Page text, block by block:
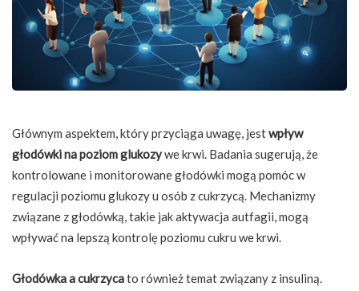
Głównym aspektem, który przyciąga uwagę, jestwpływ
głodówki na poziom glukozywe krwi. Badania sugerują, że
kontrolowane i monitorowane głodówki mogą pomóc w
regulacji poziomu glukozy u osób z cukrzycą. Mechanizmy
związane z głodówką, takie jak aktywacja autfagii, mogą
wpływać na lepszą kontrolę poziomu cukru we krwi.
Głodówka a cukrzycato również temat związany z insuliną.